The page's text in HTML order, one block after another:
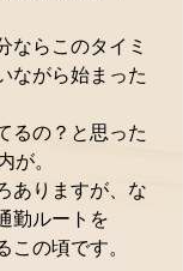
ならこのタイミ
ながら始まった
るの？と思った
が。
ありますが、な
勤ルートを
この頃です。